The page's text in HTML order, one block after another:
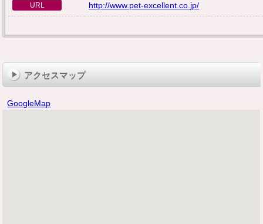
URL http://www.pet-excellent.co.jp/
アクセスマップ
GoogleMap